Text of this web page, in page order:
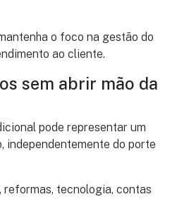
o foco na gestão do
ao cliente.
sem abrir mão da
pode representar um
independentemente do porte
reformas, tecnologia, contas